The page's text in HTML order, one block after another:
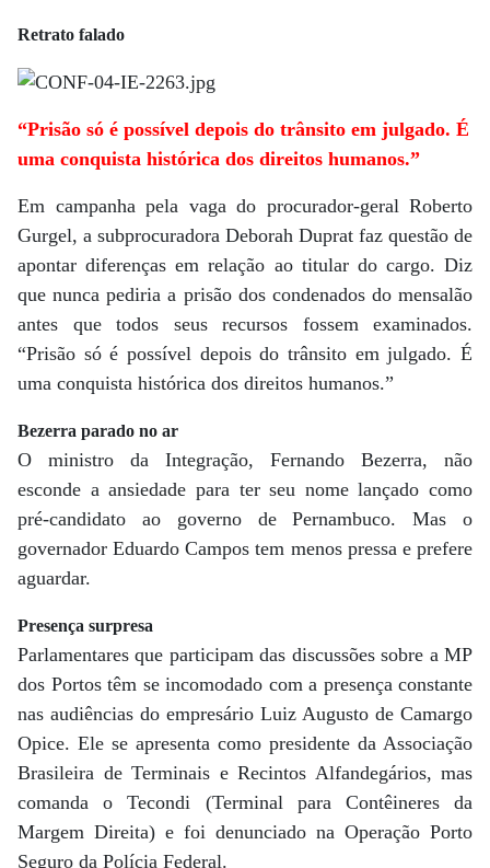
Retrato falado
“Prisão só é possível depois do trânsito em julgado. É
uma conquista histórica dos direitos humanos.”
Em campanha pela vaga do procurador-geral Roberto
Gurgel, a subprocuradora Deborah Duprat faz questão de
apontar diferenças em relação ao titular do cargo. Diz
que nunca pediria a prisão dos condenados do mensalão
antes que todos seus recursos fossem examinados.
“Prisão só é possível depois do trânsito em julgado. É
uma conquista histórica dos direitos humanos.”
Bezerra parado no ar
O ministro da Integração, Fernando Bezerra, não
esconde a ansiedade para ter seu nome lançado como
pré-candidato ao governo de Pernambuco. Mas o
governador Eduardo Campos tem menos pressa e prefere
aguardar.
Presença surpresa
Parlamentares que participam das discussões sobre a MP
dos Portos têm se incomodado com a presença constante
nas audiências do empresário Luiz Augusto de Camargo
Opice. Ele se apresenta como presidente da Associação
Brasileira de Terminais e Recintos Alfandegários, mas
comanda o Tecondi (Terminal para Contêineres da
Margem Direita) e foi denunciado na Operação Porto
Seguro da Polícia Federal.